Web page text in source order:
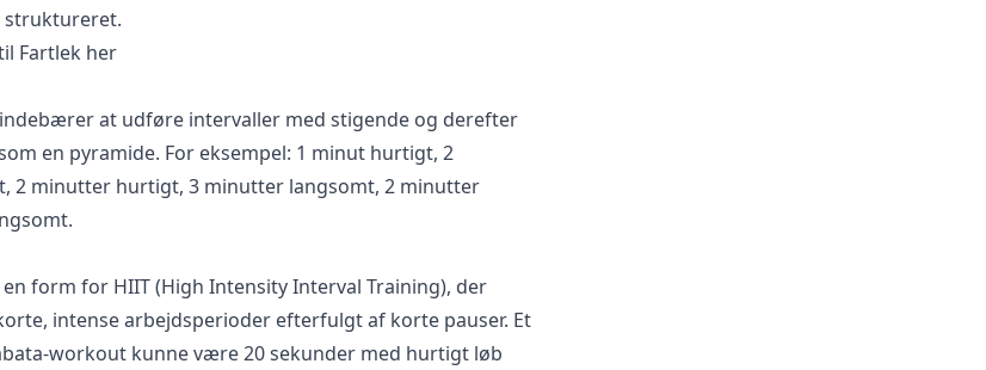
struktureret.
Fartlek her
at udføre intervaller med stigende og derefter
en pyramide. For eksempel: 1 minut hurtigt, 2
2 minutter hurtigt, 3 minutter langsomt, 2 minutter
form for HIIT (High Intensity Interval Training), der
intense arbejdsperioder efterfulgt af korte pauser. Et
workout kunne være 20 sekunder med hurtigt løb